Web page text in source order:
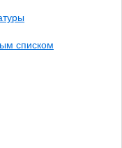
списком